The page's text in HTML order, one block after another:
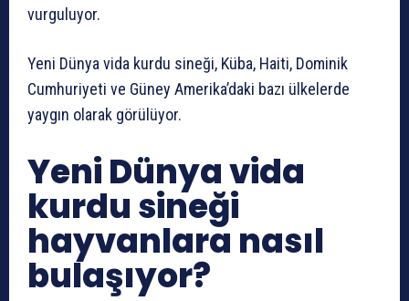
vurguluyor.
Yeni Dünya vida kurdu sineği, Küba, Haiti, Dominik
Cumhuriyeti ve Güney Amerika’daki bazı ülkelerde
yaygın olarak görülüyor.
Yeni Dünya vida
kurdu sineği
hayvanlara nasıl
bulaşıyor?